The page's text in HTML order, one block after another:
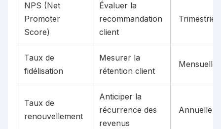
NPS (Net
Promoter
Score)
Évaluer la
recommandation
client
Taux de
fidélisation
Mesurer la
rétention client
Mensuelle
Taux de
renouvellement
Anticiper la
récurrence des
revenus
Annuelle